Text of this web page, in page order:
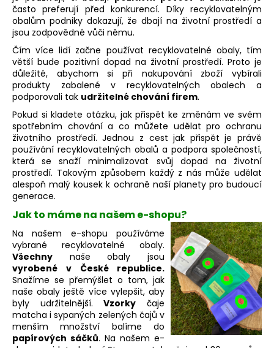
často preferují před konkurencí. Díky recyklovatelným
obalům podniky dokazují, že dbají na životní prostředí a
jsou zodpovědné vůči němu.
Čím více lidí začne používat recyklovatelné obaly, tím
větší bude pozitivní dopad na životní prostředí. Proto je
důležité, abychom si při nakupování zboží vybírali
produkty zabalené v recyklovatelných obalech a
podporovali tak udržitelné chování firem.
Pokud si kladete otázku, jak přispět ke změnám ve svém
spotřebním chování a co můžete udělat pro ochranu
životního prostředí. Jednou z cest jak přispět je právě
používání recyklovatelných obalů a podpora společností,
která se snaží minimalizovat svůj dopad na životní
prostředí. Takovým způsobem každý z nás může udělat
alespoň malý kousek k ochraně naší planety pro budoucí
generace.
Jak to máme na našem e-shopu?
Na našem e-shopu používáme
vybrané recyklovatelné obaly.
Všechny naše obaly jsou
vyrobené
v České republice.
Snažíme se přemýšlet o tom, jak
naše obaly ještě více vylepšit, aby
byly udržitelnější.Vzorky čaje
matcha i sypaných zelených čajů v
menším množství balíme do
papírových sáčků. Na našem e-
í
t
?
HLEDAT
D
o
p
o
r
u
č
u
j
e
m
e